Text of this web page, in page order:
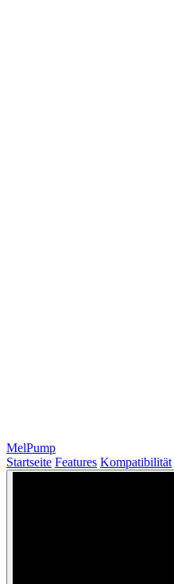
MelPump
Startseite Features Kompatibilität